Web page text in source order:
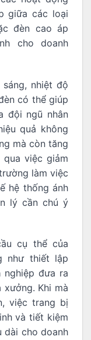
giữa các loại
đèn cao áp
cho doanh
nhiệt độ
có thể giúp
đội ngũ nhân
quả không
mà còn tăng
việc giảm
làm việc
hệ thống ánh
lý cần chú ý
cụ thể của
như thiết lập
nghiệp đưa ra
Khi mà
việc trang bị
và tiết kiệm
dài cho doanh